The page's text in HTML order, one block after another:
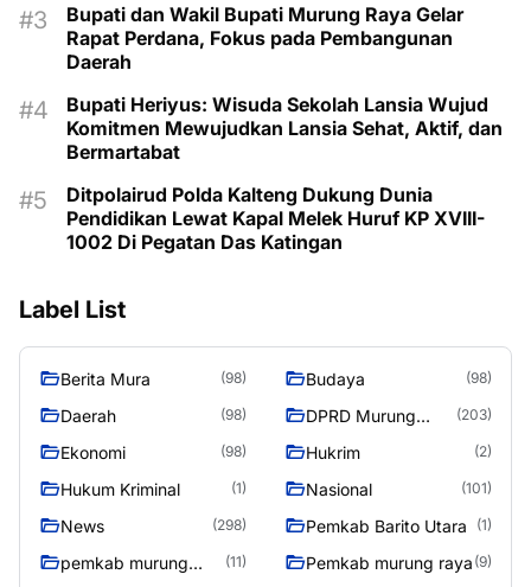
Bupati dan Wakil Bupati Murung Raya Gelar
Rapat Perdana, Fokus pada Pembangunan
Daerah
Bupati Heriyus: Wisuda Sekolah Lansia Wujud
Komitmen Mewujudkan Lansia Sehat, Aktif, dan
Bermartabat
Ditpolairud Polda Kalteng Dukung Dunia
Pendidikan Lewat Kapal Melek Huruf KP XVIII-
1002 Di Pegatan Das Katingan
Label List
Berita Mura (98) Budaya (98)
Daerah (98)
DPRD Murung
(203)
Ekonomi (98) Hukrim (2)
Hukum Kriminal (1) Nasional (101)
News (298) Pemkab Barito Utara (1)
pemkab murung
(11) Pemkab murung raya (9)